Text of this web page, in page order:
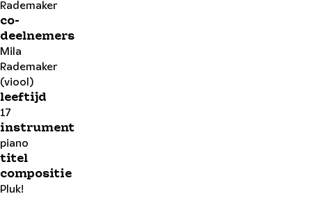
Rademaker
co-
deelnemers
Mila
Rademaker
(viool)
leeftijd
17
instrument
piano
titel
compositie
Pluk!